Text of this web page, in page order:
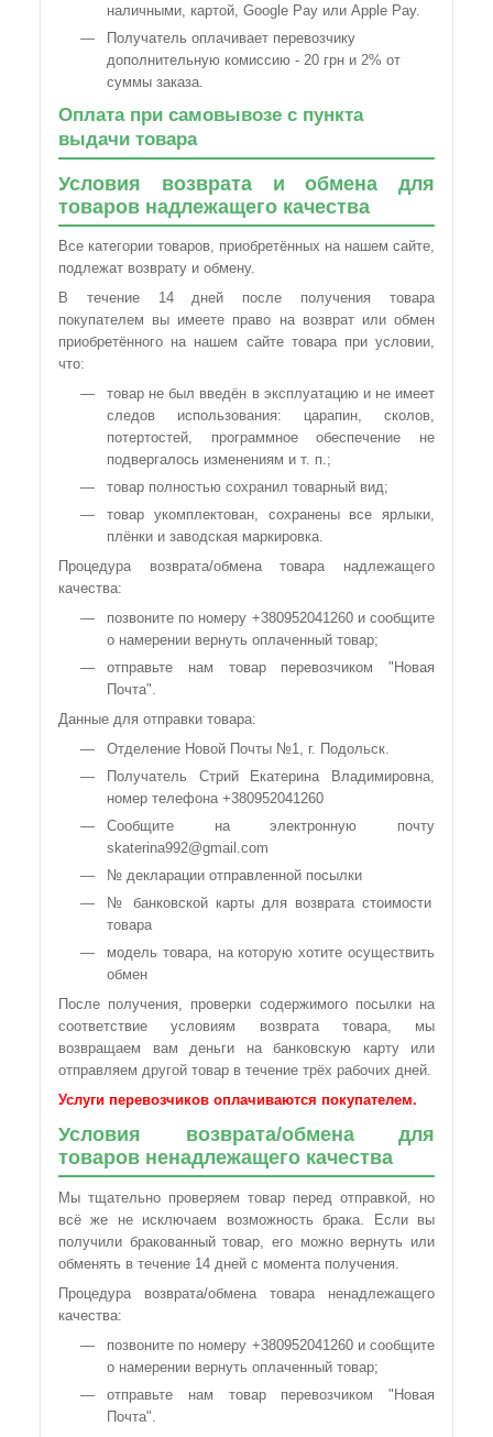
наличными, картой, Google Pay или Apple Pay.
Получатель оплачивает перевозчику
дополнительную комиссию - 20 грн и 2% от
суммы заказа.
Оплата при самовывозе с пункта
выдачи товара
Условия возврата и обмена для
товаров надлежащего качества
Все категории товаров, приобретённых на нашем сайте,
подлежат возврату и обмену.
В течение 14 дней после получения товара
покупателем вы имеете право на возврат или обмен
приобретённого на нашем сайте товара при условии,
что:
товар не был введён в эксплуатацию и не имеет
следов использования: царапин, сколов,
потертостей, программное обеспечение не
подвергалось изменениям и т. п.;
товар полностью сохранил товарный вид;
товар укомплектован, сохранены все ярлыки,
плёнки и заводская маркировка.
Процедура возврата/обмена товара надлежащего
качества:
позвоните по номеру +380952041260 и сообщите
о намерении вернуть оплаченный товар;
отправьте нам товар перевозчиком "Новая
Почта".
Данные для отправки товара:
Отделение Новой Почты №1, г. Подольск.
Получатель Стрий Екатерина Владимировна,
номер телефона +380952041260
Сообщите на электронную почту
skaterina992@gmail.com
№ декларации отправленной посылки
№ банковской карты для возврата стоимости
товара
модель товара, на которую хотите осуществить
обмен
После получения, проверки содержимого посылки на
соответствие условиям возврата товара, мы
возвращаем вам деньги на банковскую карту или
отправляем другой товар в течение трёх рабочих дней.
Услуги перевозчиков оплачиваются покупателем.
Условия возврата/обмена для
товаров ненадлежащего качества
Мы тщательно проверяем товар перед отправкой, но
всё же не исключаем возможность брака. Если вы
получили бракованный товар, его можно вернуть или
обменять в течение 14 дней с момента получения.
Процедура возврата/обмена товара ненадлежащего
качества:
позвоните по номеру +380952041260 и сообщите
о намерении вернуть оплаченный товар;
отправьте нам товар перевозчиком "Новая
Почта".